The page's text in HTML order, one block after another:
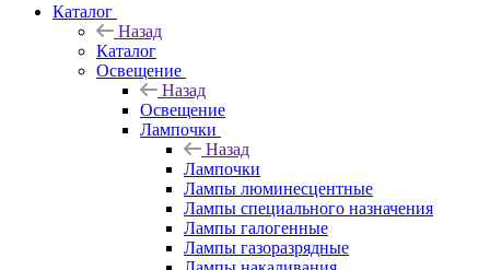
Каталог
Назад
Каталог
Освещение
Назад
Освещение
Лампочки
Назад
Лампочки
Лампы люминесцентные
Лампы специального назначения
Лампы галогенные
Лампы газоразрядные